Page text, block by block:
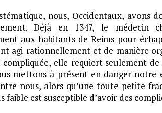
nous, Occidentaux, avons
Déjà en 1347, le médecin
aux habitants de Reims pour
agi rationnellement et de manière
compliquée, elle requiert seulement
mettons à présent en danger
nous, alors qu’une toute petite
faible est susceptible d’avoir des